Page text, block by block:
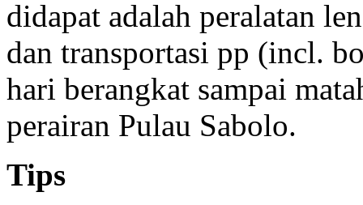
didapat adalah peralatan
dan transportasi pp (incl.
hari berangkat sampai
perairan Pulau Sabolo.
Tips